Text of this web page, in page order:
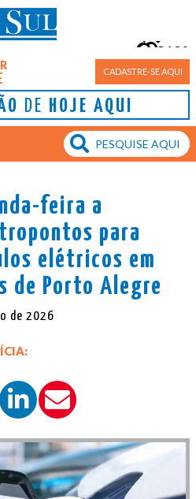
CADASTRE-SE AQUI
DE HOJE AQUI
Porto Alegre
12°
feira a
para
elétricos em
de Porto Alegre
de 2026